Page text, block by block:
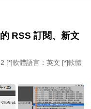
RSS 訂閱、新文
[*]軟體語言：英文 [*]軟體